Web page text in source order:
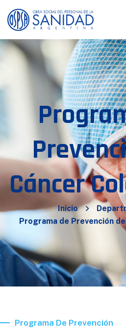
Cáncer
Inicio
Programa de Prevención
Programa De Prevención